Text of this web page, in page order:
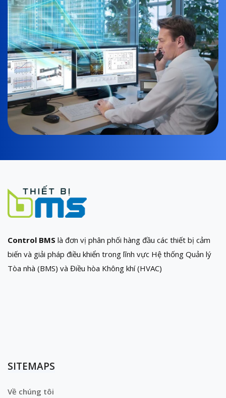
Control BMS là đơn vị phân phối hàng đầu các thiết bị cảm
biến và giải pháp điều khiển trong lĩnh vực Hệ thống Quản lý
Tòa nhà (BMS) và Điều hòa Không khí (HVAC)
SITEMAPS
Về chúng tôi